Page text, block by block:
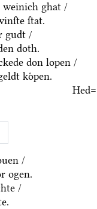
weinich ghat /
ſtat.
gudt /
doth.
don lopen /
koͤpen.
Hed=
/
ogen.
/